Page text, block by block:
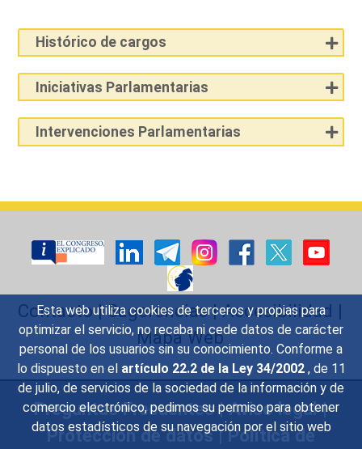
Esta web utiliza cookies de terceros y propias para
optimizar el servicio, no recaba ni cede datos de carácter
personal de los usuarios sin su conocimiento. Conforme a
lo dispuesto en el artículo 22.2 de la Ley 34/2002 , de 11
de julio, de servicios de la sociedad de la información y de
comercio electrónico, pedimos su permiso para obtener
datos estadísticos de su navegación por el sitio web
Histórico de cargos
Iniciativas Parlamentarias
Intervenciones Parlamentarias
Contacto|Sugerencias|Accesibilidad |
Mapa Web
Preguntas Frecuentes|Aviso legal|
Protección de datos|Política de